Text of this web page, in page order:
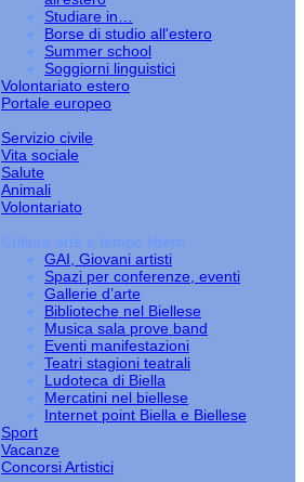
Studiare in…
Borse di studio all'estero
Summer school
Soggiorni linguistici
Volontariato estero
Portale europeo
Servizio civile
Vita sociale
Salute
Animali
Volontariato
Cultura arte e tempo libero
GAI, Giovani artisti
Spazi per conferenze, eventi
Gallerie d’arte
Biblioteche nel Biellese
Musica sala prove band
Eventi manifestazioni
Teatri stagioni teatrali
Ludoteca di Biella
Mercatini nel biellese
Internet point Biella e Biellese
Sport
Vacanze
Concorsi Artistici